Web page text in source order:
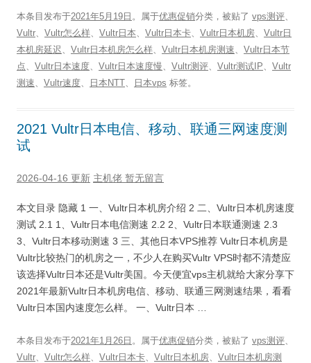
本条目发布于2021年5月19日 。属于优惠促销分类，被贴了 vps测评、
Vultr、 Vultr怎么样、 Vultr日本、 Vultr日本卡、 Vultr日本机房、 Vultr日
本机房延迟、 Vultr日本机房怎么样、 Vultr日本机房测速、 Vultr日本节
点、 Vultr日本速度、 Vultr日本速度慢、 Vultr测评、 Vultr测试IP、 Vultr
测速、 Vultr速度、 日本NTT、 日本vps 标签。
2021 Vultr日本电信、移动、联通三网速度测
试
2026-04-16 更新 主机佬 暂无留言
本文目录 隐藏 1 一、Vultr日本机房介绍 2 二、Vultr日本机房速度
测试 2.1 1、Vultr日本电信测速 2.2 2、Vultr日本联通测速 2.3
3、Vultr日本移动测速 3 三、其他日本VPS推荐 Vultr日本机房是
Vultr比较热门的机房之一，不少人在购买Vultr VPS时都不清楚应
该选择Vultr日本还是Vultr美国。今天便宜vps主机就给大家分享下
2021年最新Vultr日本机房电信、移动、联通三网测速结果，看看
Vultr日本国内速度怎么样。 一、Vultr日本 …
本条目发布于2021年1月26日 。属于优惠促销分类，被贴了 vps测评、
Vultr、 Vultr怎么样、 Vultr日本卡、 Vultr日本机房、 Vultr日本机房测